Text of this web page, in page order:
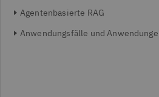
Agentenbasierte RAG
Anwendungsfälle und